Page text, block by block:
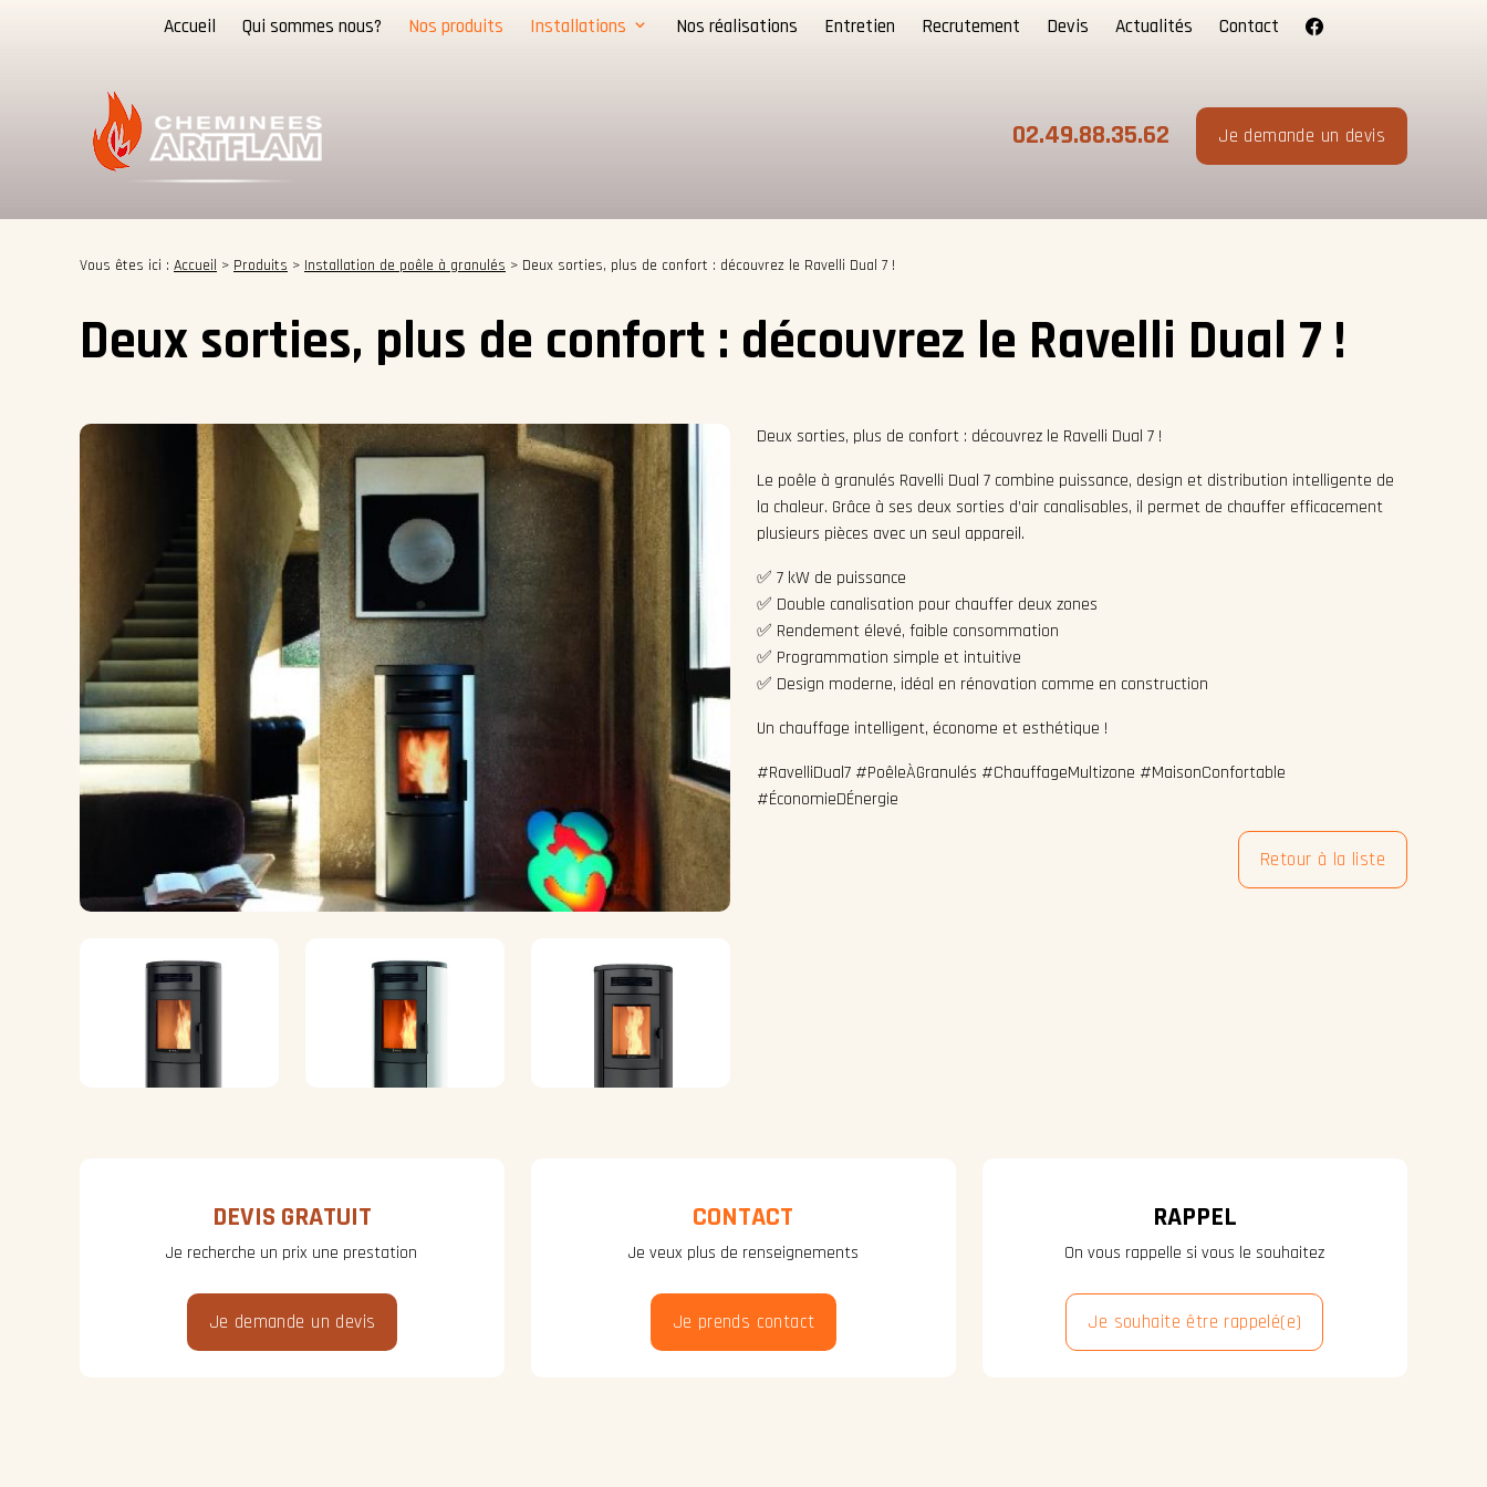
Accueil Qui sommes nous? Nos produits Installations Nos réalisations Entretien Recrutement Devis Actualités Contact
02.49.88.35.62 Je demande un devis
Vous êtes ici : Accueil > Produits > Installation de poêle à granulés > Deux sorties, plus de confort : découvrez le Ravelli Dual 7 !
Deux sorties, plus de confort : découvrez le Ravelli Dual 7 !
Deux sorties, plus de confort : découvrez le Ravelli Dual 7 !
Le poêle à granulés Ravelli Dual 7 combine puissance, design et distribution intelligente de
la chaleur. Grâce à ses deux sorties d’air canalisables, il permet de chauffer efficacement
plusieurs pièces avec un seul appareil.
✅ 7 kW de puissance
✅ Double canalisation pour chauffer deux zones
✅ Rendement élevé, faible consommation
✅ Programmation simple et intuitive
✅ Design moderne, idéal en rénovation comme en construction
Un chauffage intelligent, économe et esthétique !
#RavelliDual7 #PoêleÀGranulés #ChauffageMultizone #MaisonConfortable
#ÉconomieDÉnergie
Retour à la liste
DEVIS GRATUIT
Je recherche un prix une prestation
Je demande un devis
CONTACT
Je veux plus de renseignements
Je prends contact
RAPPEL
On vous rappelle si vous le souhaitez
Je souhaite être rappelé(e)